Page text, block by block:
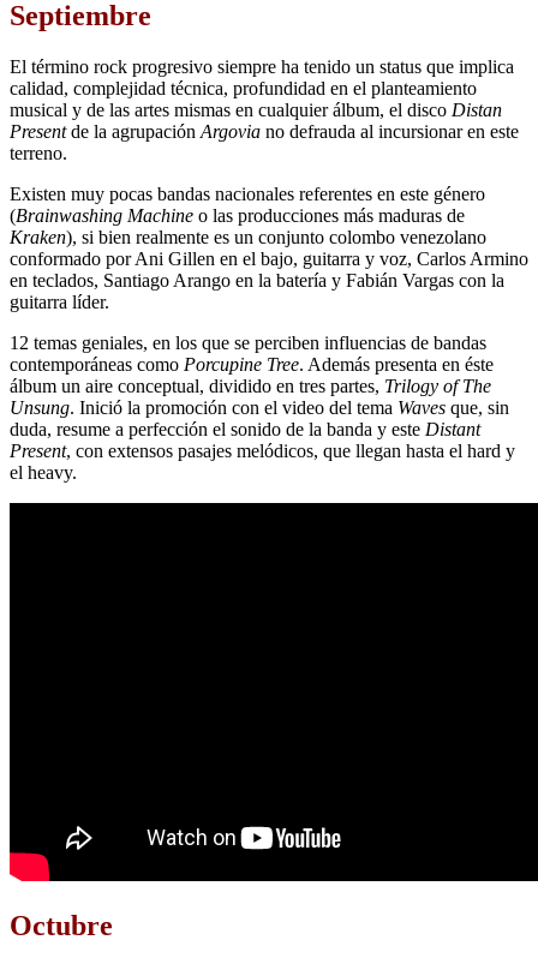
Septiembre
El término rock progresivo siempre ha tenido un status que implica
calidad, complejidad técnica, profundidad en el planteamiento
musical y de las artes mismas en cualquier álbum, el disco Distan
Presentde la agrupación Argovia no defrauda al incursionar en este
terreno.
Existen muy pocas bandas nacionales referentes en este género
(Brainwashing Machine o las producciones más maduras de
Kraken), si bien realmente es un conjunto colombo venezolano
conformado por Ani Gillen en el bajo, guitarra y voz, Carlos Armino
en teclados, Santiago Arango en la batería y Fabián Vargas con la
guitarra líder.
12 temas geniales, en los que se perciben influencias de bandas
contemporáneas como Porcupine Tree. Además presenta en éste
álbum un aire conceptual, dividido en tres partes, Trilogy of The
Unsung. Inició la promoción con el video del tema Waves que, sin
duda, resume a perfección el sonido de la banda y este Distant
Present, con extensos pasajes melódicos, que llegan hasta el hard y
el heavy.
Octubre